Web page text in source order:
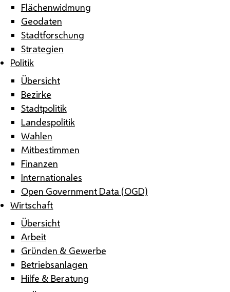
Flächenwidmung
Geodaten
Stadtforschung
Strategien
Politik
Übersicht
Bezirke
Stadtpolitik
Landespolitik
Wahlen
Mitbestimmen
Finanzen
Internationales
Open Government Data (OGD)
Wirtschaft
Übersicht
Arbeit
Gründen & Gewerbe
Betriebsanlagen
Hilfe & Beratung